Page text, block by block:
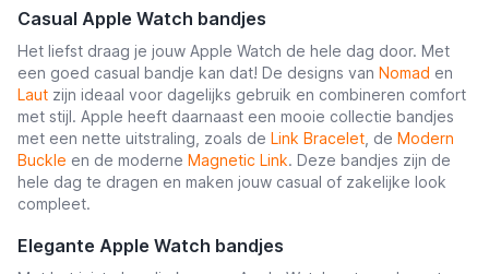
Casual Apple Watch bandjes
Het liefst draag je jouw Apple Watch de hele dag door. Met
een goed casual bandje kan dat! De designs van Nomad en
Laut zijn ideaal voor dagelijks gebruik en combineren comfort
met stijl. Apple heeft daarnaast een mooie collectie bandjes
met een nette uitstraling, zoals de Link Bracelet , de Modern
Buckle en de moderne Magnetic Link. Deze bandjes zijn de
hele dag te dragen en maken jouw casual of zakelijke look
compleet.
Elegante Apple Watch bandjes